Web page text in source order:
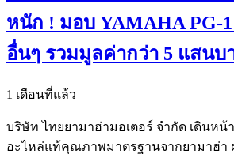
หนัก ! มอบ YAMAHA PG-
อื่นๆ รวมมูลค่ากว่า 5 แสนบ
1 เดือนที่แล้ว
บริษัท ไทยยามาฮ่ามอเตอร์ จำกัด เดินหน้
อะไหล่แท้คุณภาพมาตรฐานจากยามาฮ่า